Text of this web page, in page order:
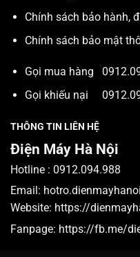
Chính sách bảo hành,
Chính sách bảo mật
Gọi mua hàng
Gọi khiếu nại
THÔNG TIN LIÊN HỆ
Điện Máy Hà Nội
Hotline : 0912.094.988
Email:
Website: https://
Fanpage: https://fb.me/